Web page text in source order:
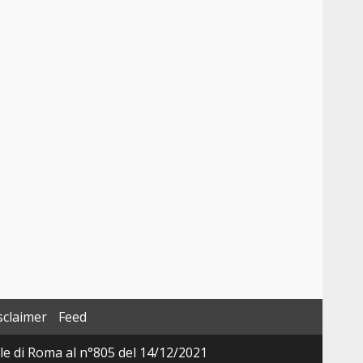
Feed
Roma al n°805 del 14/12/2021